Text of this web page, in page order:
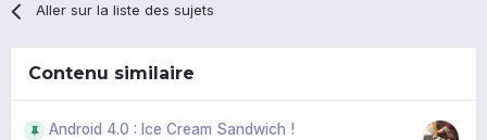
Aller sur la liste des sujets
Contenu similaire
Android 4.0 : Ice Cream Sandwich !